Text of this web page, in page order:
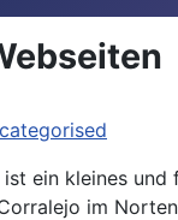
ist ein kleines und
im Norten